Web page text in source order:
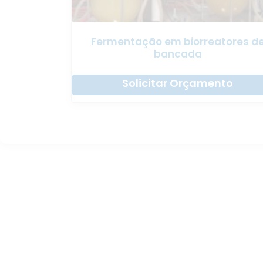
Fermentação em biorreatores
bancada
Solicitar Orçamento